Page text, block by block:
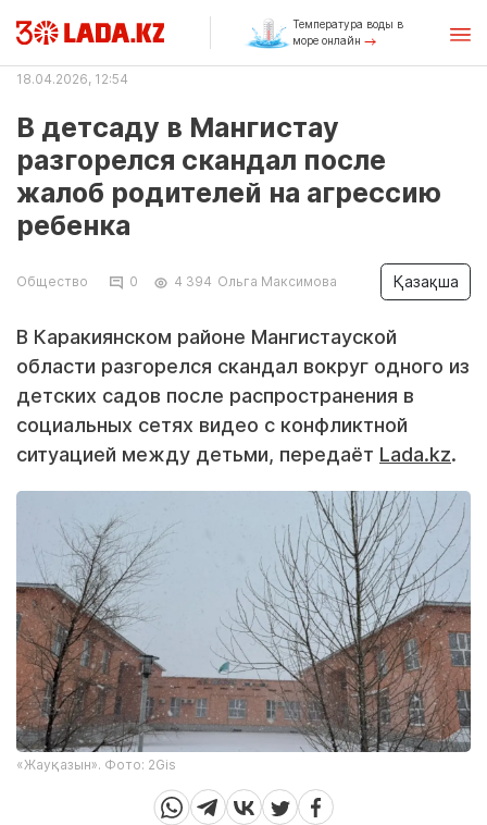
Температура воды в
море онлайн
18.04.2026, 12:54
В детсаду в Мангистау
разгорелся скандал после
жалоб родителей на агрессию
ребенка
Общество 0 4 394 Ольга Максимова Қазақша
В Каракиянском районе Мангистауской
области разгорелся скандал вокруг одного из
детских садов после распространения в
социальных сетях видео с конфликтной
ситуацией между детьми, передаёт Lada.kz.
«Жауқазын». Фото: 2Gis